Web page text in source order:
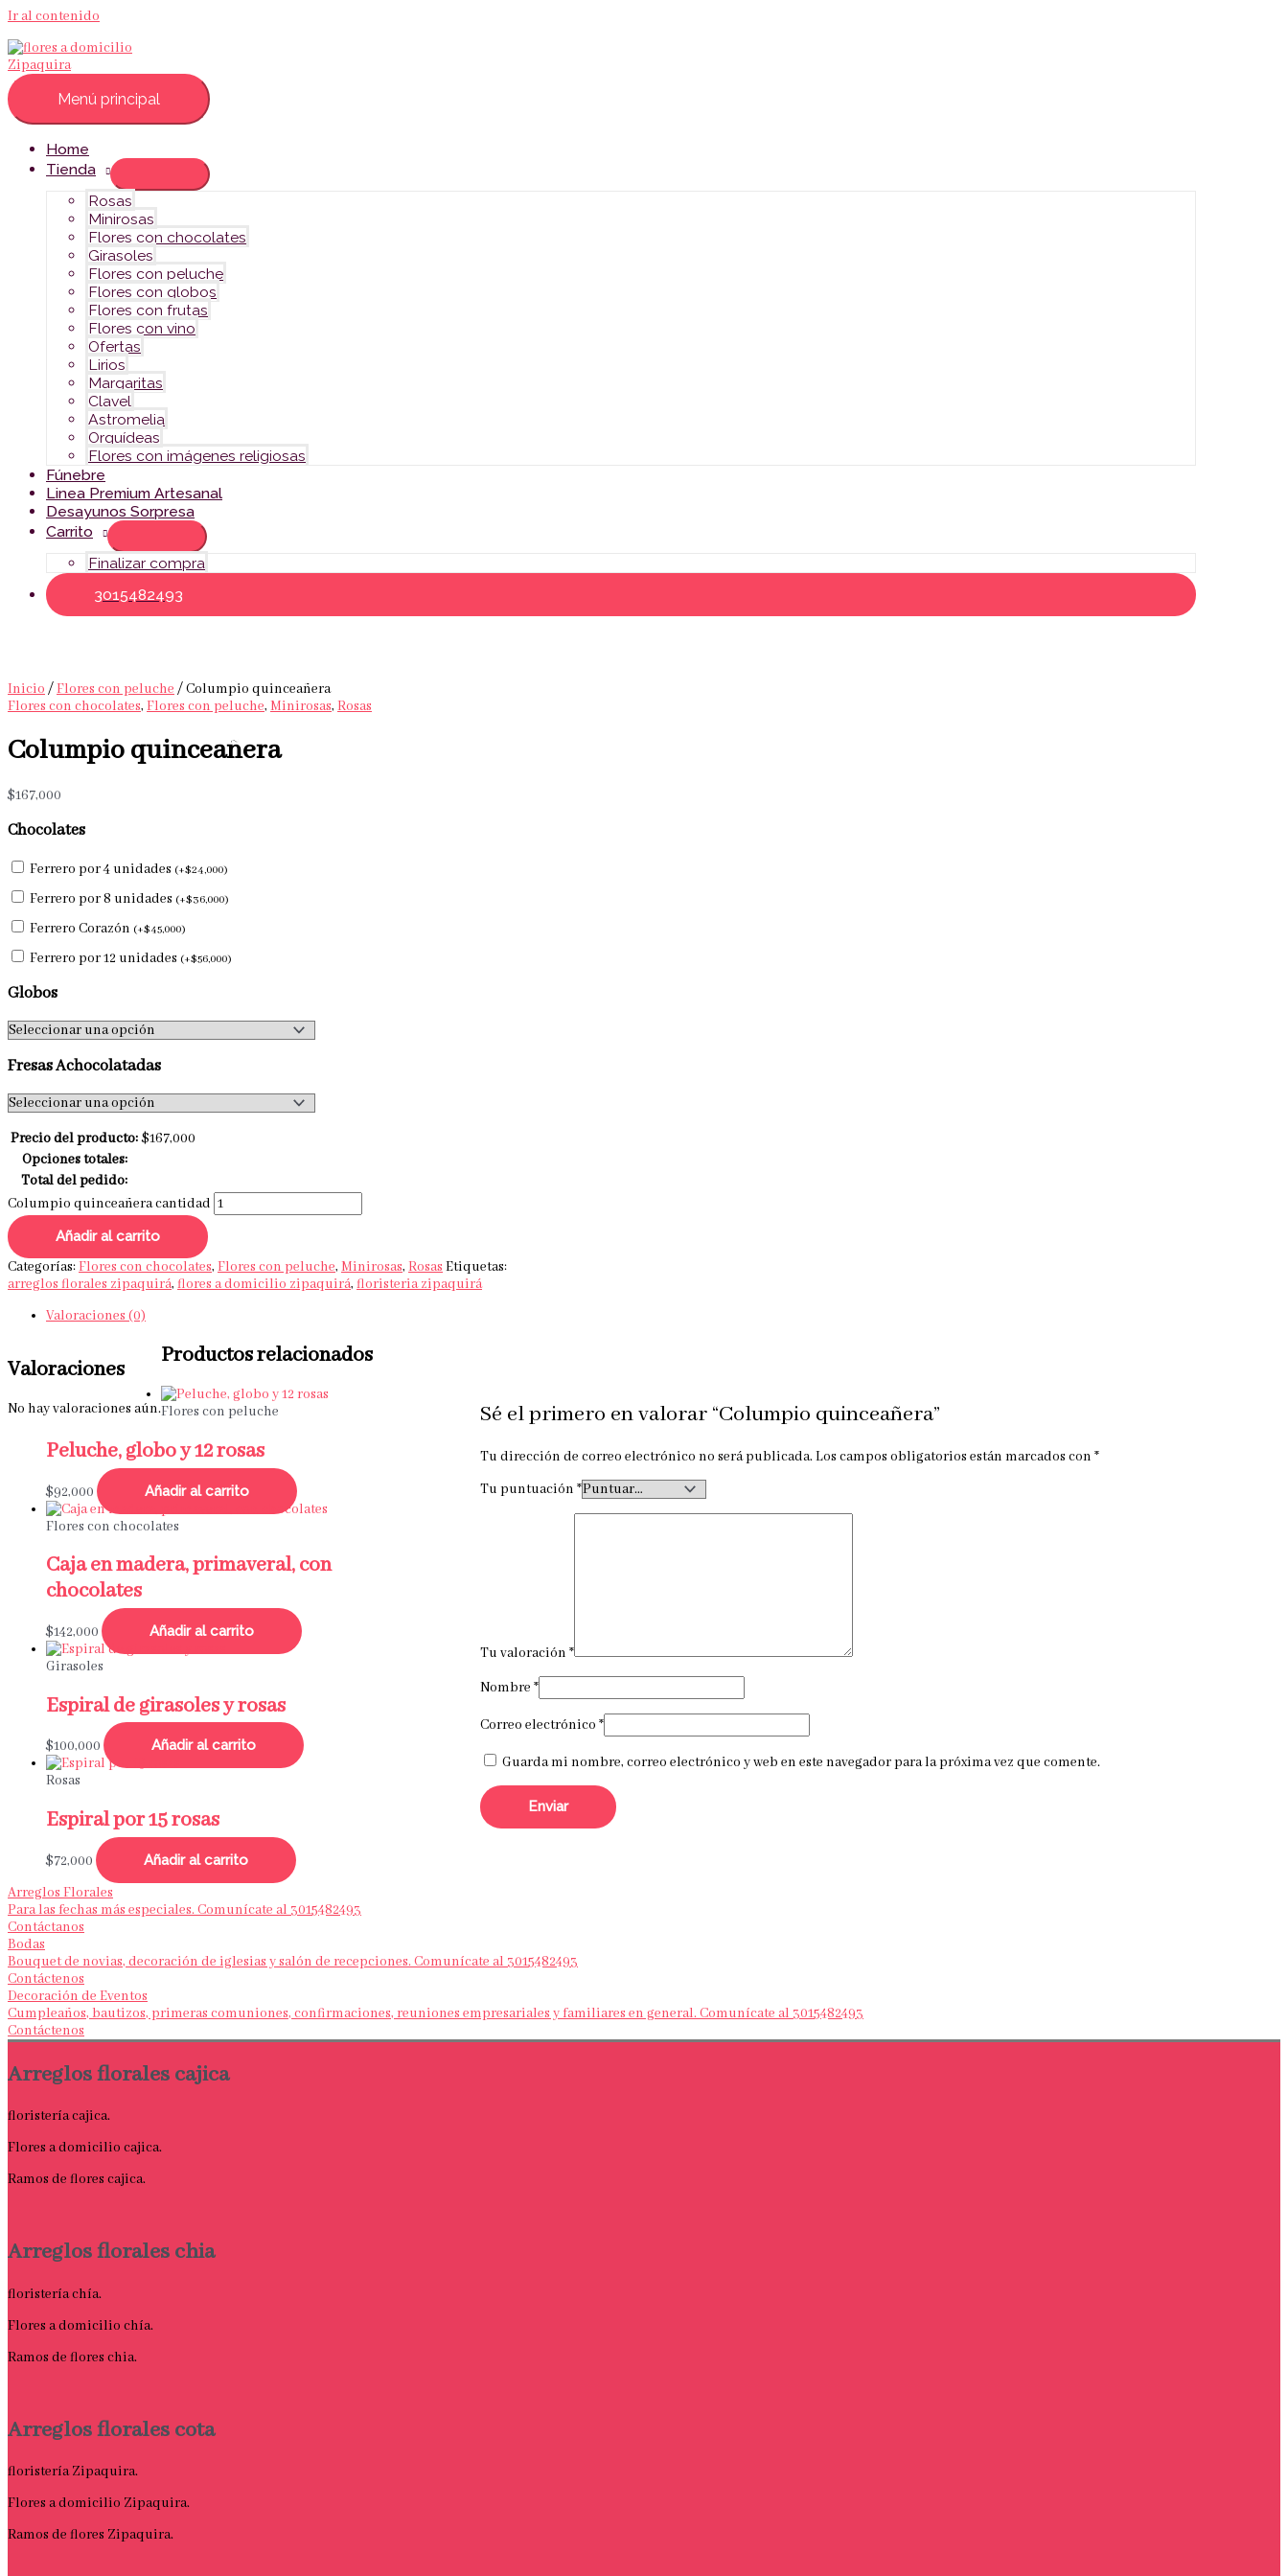
Ir al contenido
Menú principal
Home
Tienda
Rosas
Minirosas
Flores con chocolates
Girasoles
Flores con peluche
Flores con globos
Flores con frutas
Flores con vino
Ofertas
Lirios
Margaritas
Clavel
Astromelia
Orquídeas
Flores con imágenes religiosas
Fúnebre
Linea Premium Artesanal
Desayunos Sorpresa
Carrito
Finalizar compra
3015482493
Inicio /Flores con peluche / Columpio quinceañera
Flores con chocolates, Flores con peluche, Minirosas, Rosas
Columpio quinceañera
$167,000
Chocolates
Ferrero por 4 unidades (+$24,000)
Ferrero por 8 unidades (+$36,000)
Ferrero Corazón (+$45,000)
Ferrero por 12 unidades (+$56,000)
Globos
Fresas Achocolatadas
Precio del producto: $167,000
Opciones totales:
Total del pedido:
Columpio quinceañera cantidad
Añadir al carrito
Categorías:Flores con chocolates, Flores con peluche, Minirosas, Rosas Etiquetas:
arreglos florales zipaquirá, flores a domicilio zipaquirá, floristeria zipaquirá
Valoraciones (0)
Valoraciones
No hay valoraciones aún. Sé el primero en valorar “Columpio quinceañera”
Tu dirección de correo electrónico no será publicada.Los campos obligatorios están marcados con *
Tu puntuación *
Tu valoración *
Nombre *
Correo electrónico *
Guarda mi nombre, correo electrónico y web en este navegador para la próxima vez que comente.
Productos relacionados
Flores con peluche
Peluche, globo y 12 rosas
$92,000 Añadir al carrito
Flores con chocolates
Caja en madera, primaveral, con
chocolates
$142,000 Añadir al carrito
Girasoles
Espiral de girasoles y rosas
$100,000 Añadir al carrito
Rosas
Espiral por 15 rosas
$72,000
Añadir al carrito
Arreglos Florales
Para las fechas más especiales. Comunícate al 3015482493
Contáctanos
Bodas
Bouquet de novias, decoración de iglesias y salón de recepciones. Comunícate al 3015482493
Contáctenos
Decoración de Eventos
Cumpleaños, bautizos, primeras comuniones, confirmaciones, reuniones empresariales y familiares en general. Comunícate al 3015482493
Contáctenos
Arreglos florales cajica
floristería cajica.
Flores a domicilio cajica.
Ramos de flores cajica.
Arreglos florales chia
floristería chía.
Flores a domicilio chía.
Ramos de flores chia.
Arreglos florales cota
floristería Zipaquira.
Flores a domicilio Zipaquira.
Ramos de flores Zipaquira.